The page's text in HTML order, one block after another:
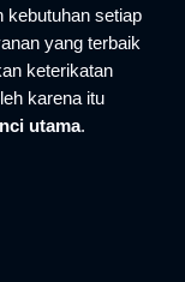
kebutuhan setiap
yang terbaik
keterikatan
karena itu
utama.